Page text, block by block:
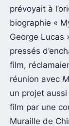
prévoyait à
biographie «
George Lucas
pressés
film,
réunion avec
un projet
film par une
Muraille de